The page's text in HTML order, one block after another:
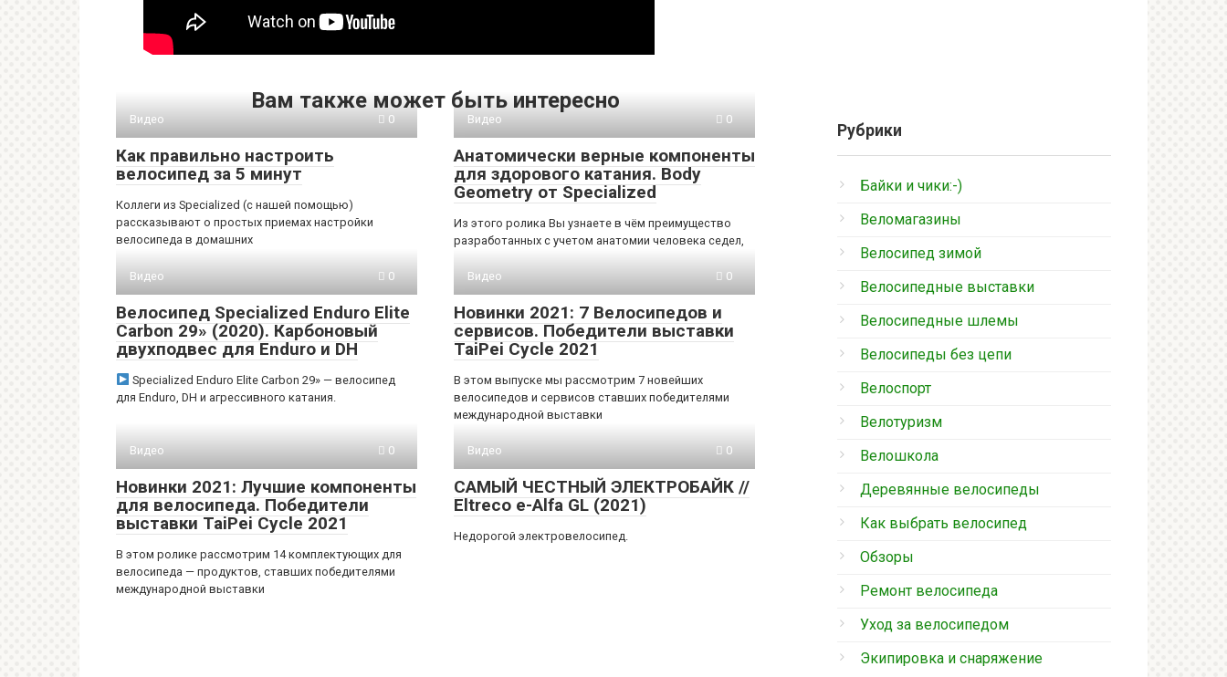
Вам также может быть интересно
Видео 0
Как правильно настроить
велосипед за 5 минут
Коллеги из Specialized (с нашей помощью)
рассказывают о простых приемах настройки
велосипеда в домашних
Видео 0
Анатомически верные компоненты
для здорового катания. Body
Geometry от Specialized
Из этого ролика Вы узнаете в чём преимущество
разработанных с учетом анатомии человека седел,
Видео 0
Велосипед Specialized Enduro Elite
Carbon 29» (2020). Карбоновый
двухподвес для Enduro и DH
Specialized Enduro Elite Carbon 29» — велосипед
для Enduro, DH и агрессивного катания.
Видео 0
Новинки 2021: 7 Велосипедов и
сервисов. Победители выставки
TaiPei Cycle 2021
В этом выпуске мы рассмотрим 7 новейших
велосипедов и сервисов ставших победителями
международной выставки
Видео 0
Новинки 2021: Лучшие компоненты
для велосипеда. Победители
выставки TaiPei Cycle 2021
В этом ролике рассмотрим 14 комплектующих для
велосипеда — продуктов, ставших победителями
международной выставки
Видео 0
САМЫЙ ЧЕСТНЫЙ ЭЛЕКТРОБАЙК //
Eltreco e-Alfa GL (2021)
Недорогой электровелосипед.
Рубрики
Байки и чики:-)
Веломагазины
Велосипед зимой
Велосипедные выставки
Велосипедные шлемы
Велосипеды без цепи
Велоспорт
Велотуризм
Велошкола
Деревянные велосипеды
Как выбрать велосипед
Обзоры
Ремонт велосипеда
Уход за велосипедом
Экипировка и снаряжение